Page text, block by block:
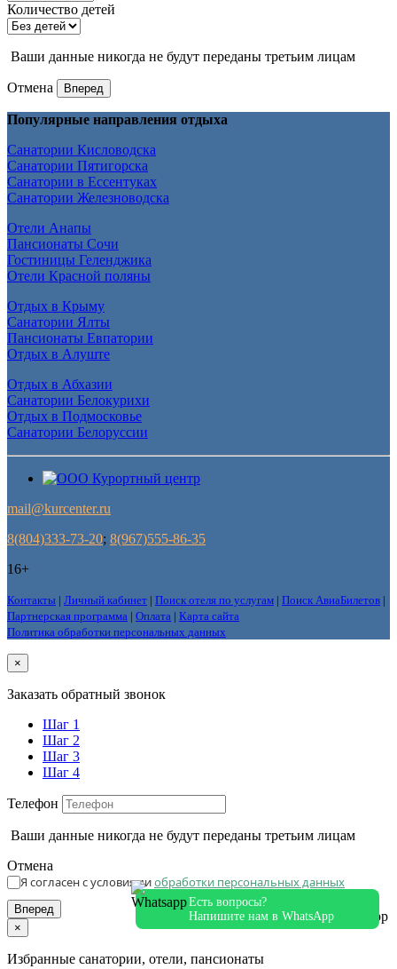
Количество детей
Ваши данные никогда не будут переданы третьим лицам
Отмена Вперед
Популярные направления отдыха
Санатории Кисловодска
Санатории Пятигорска
Санатории в Ессентуках
Санатории Железноводска
Отели Анапы
Пансионаты Сочи
Гостиницы Геленджика
Отели Красной поляны
Отдых в Крыму
Санатории Ялты
Пансионаты Евпатории
Отдых в Алуште
Отдых в Абхазии
Санатории Белокурихи
Отдых в Подмосковье
Санатории Белоруссии
mail@kurcenter.ru
8(804)333-73-20; 8(967)555-86-35
16+
Контакты | Личный кабинет | Поиск отеля по услугам | Поиск АвиаБилетов |
Партнерская программа | Оплата | Карта сайта
Политика обработки персональных данных
Есть вопросы?
Напишите нам в WhatsApp
×
Заказать обратный звонок
Шаг 1
Шаг 2
Шаг 3
Шаг 4
Телефон
Ваши данные никогда не будут переданы третьим лицам
Отмена
Я согласен с условиямиобработки персональных данных
Вперед
×
Избранные санатории, отели, пансионаты